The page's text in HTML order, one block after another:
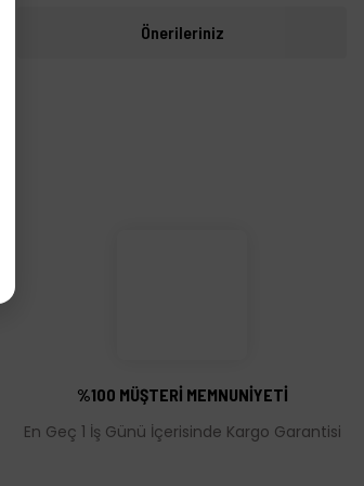
Önerileriniz
%100 MÜŞTERİ MEMNUNİYETİ
En Geç 1 İş Günü İçerisinde Kargo Garantisi